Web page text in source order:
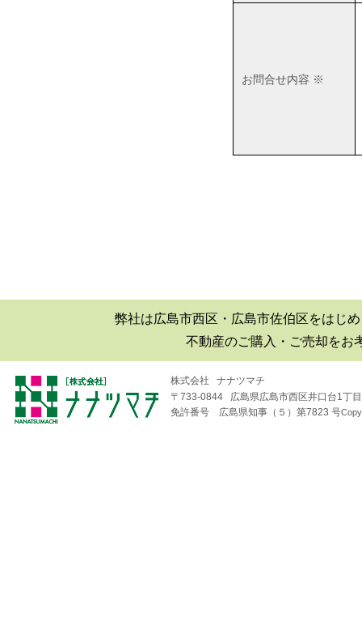
お問合せ内容 ※
弊社は広島市西区・広島市佐伯区をはじ
不動産のご購入・ご売却をお
株式会社 ナナツマチ
〒733-0844 広島県広島市西区井口台1丁
免許番号 広島県知事（５）第7823 号